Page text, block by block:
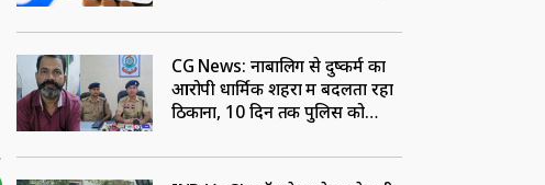
CG News: नाबालिग से दुष्कर्म का
आरोपी धार्मिक शहरों में बदलता रहा
ठिकाना, 10 दिन तक पुलिस को